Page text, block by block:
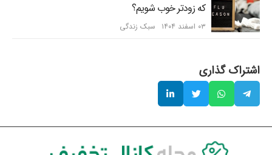
که زودتر خوب شویم؟
۰۳ اسفند ۱۴۰۴ سبک زندگی
اشتراک گذاری